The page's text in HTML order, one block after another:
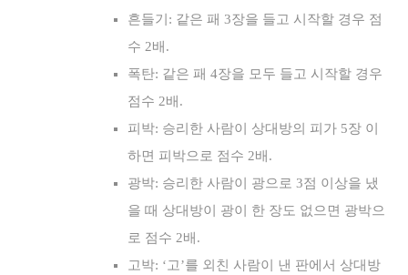
흔들기: 같은 패 3장을 들고 시작할 경우 점
수 2배.
폭탄: 같은 패 4장을 모두 들고 시작할 경우
점수 2배.
피박: 승리한 사람이 상대방의 피가 5장 이
하면 피박으로 점수 2배.
광박: 승리한 사람이 광으로 3점 이상을 냈
을 때 상대방이 광이 한 장도 없으면 광박으
로 점수 2배.
고박: ‘고’를 외친 사람이 낸 판에서 상대방